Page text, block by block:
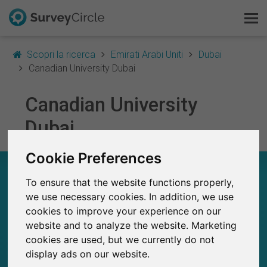
Cookie Preferences
To ensure that the website functions properly,
we use necessary cookies. In addition, we use
cookies to improve your experience on our
website and to analyze the website. Marketing
cookies are used, but we currently do not
display ads on our website.
Scopri la ricerca Emirati Arabi Uniti
Dubai
Canadian University Dubai
Canadian University
Dubai
D’OCCHIO
12
Studi pubblicati in precedenza su
SurveyCircle
0
Studi attualmente pubblicati su SurveyCircle
Questo è SurveyCircle
Survey Ranking
Scopri la ricerca
FAQ
Registrati gratis
Accedi